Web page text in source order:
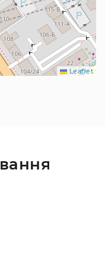
Leaflet